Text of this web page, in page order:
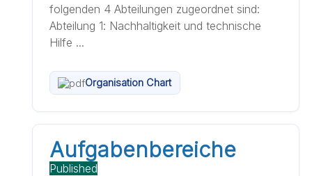
folgenden 4 Abteilungen zugeordnet sind:
Abteilung 1: Nachhaltigkeit und technische
Hilfe ...
Organisation Chart
Aufgabenbereiche
Published